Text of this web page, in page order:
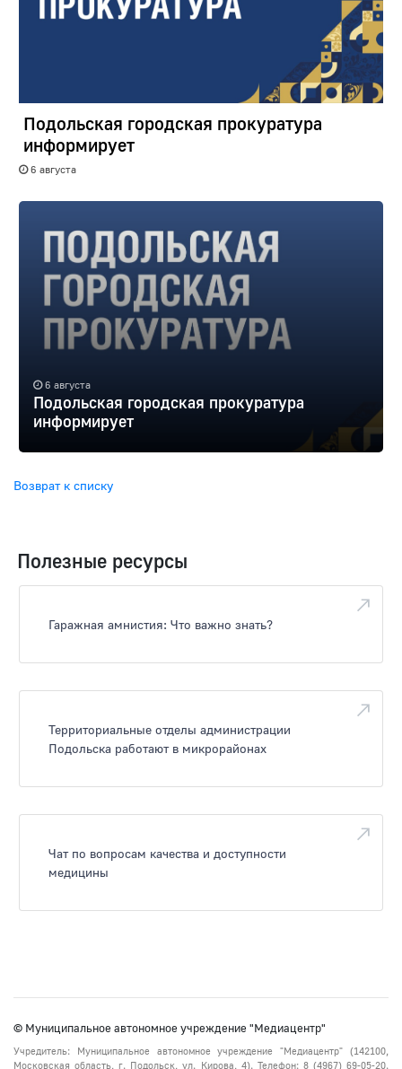
Подольская городская прокуратура
информирует
6 августа
6 августа
Подольская городская прокуратура
информирует
Возврат к списку
Полезные ресурсы
Гаражная амнистия: Что важно знать?
Территориальные отделы администрации
Подольска работают в микрорайонах
Чат по вопросам качества и доступности
медицины
© Муниципальное автономное учреждение "Медиацентр"
Учредитель: Муниципальное автономное учреждение "Медиацентр" (142100,
Московская область, г. Подольск, ул. Кирова, 4). Телефон: 8 (4967) 69-05-20.